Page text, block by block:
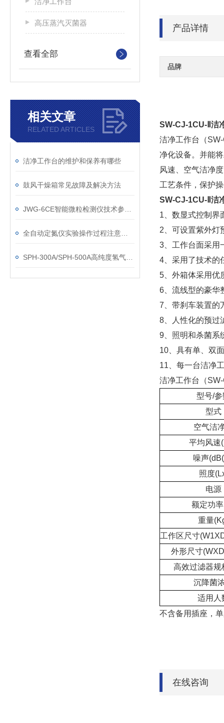
高压蒸汽灭菌器
查看全部
相关文章
RELATED ARTICLES
洁净工作台的维护和保养有哪些
鼓风干燥箱常见故障及解决方法
产品详情
品牌
SW-CJ-1CU-Ⅱ洁
洁净工作台（
净化设备。并能
风速、空气洁净
工艺条件，保护
SW-CJ-1CU-Ⅱ洁
1、数显式控制界
2、可设置紫外灯
3、工作台面采用
4、采用了技术的
5、外箱体采用优
6、流线型的豪华
7、带刹车装置的
8、人性化的预过
9、照明和杀菌系
10、具有单、双
11、每一台洁净
洁净工作台（
型号/参
型式
空气洁
平均风速
噪声
照度
电源
额定功
重量
工作区尺寸
外形尺寸
高效过滤器规
沉降菌
适用人
不含备用插座，
在线咨询